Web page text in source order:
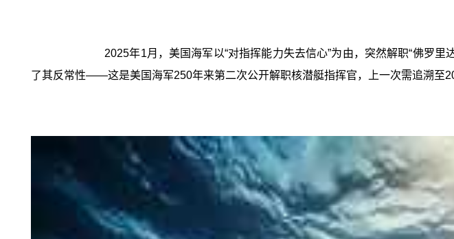
2025年1月，美国海军以“对指挥能力失去信心”为由，突然解职“佛罗
了其反常性——这是美国海军250年来第二次公开解职核潜艇指挥官，上一次需追溯至